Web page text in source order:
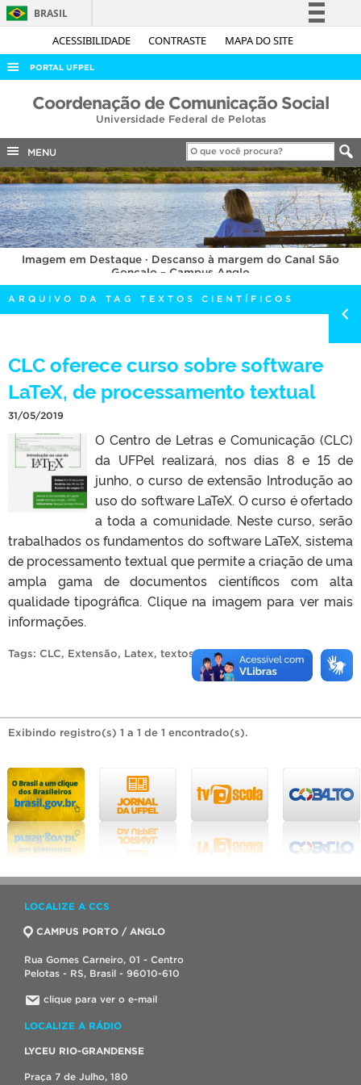
ACESSIBILIDADE CONTRASTE MAPA DO SITE
BRASIL
Simplifique!
Acesso à informação
Legislação
Canais
PORTAL UFPEL
ACESSO À INFORMAÇÃO
COBALTO
CONCURSOS
EDITAIS
INTERNACIONAL
OUVIDORIA
PORTARIAS
TELEFONES
Coordenação de Comunicação Social
Universidade Federal de Pelotas
MENU
Imagem em Destaque · Descanso à margem do Canal São
Gonçalo – Campus Anglo
ARQUIVO DA TAG TEXTOS CIENTÍFICOS
CLC oferece curso sobre software
LaTeX, de processamento textual
31/05/2019
O Centro de Letras e Comunicação (CLC)
da UFPel realizará, nos dias 8 e 15 de
junho, o curso de extensão Introdução ao
uso do software LaTeX. O curso é ofertado
a toda a comunidade. Neste curso, serão
trabalhados os fundamentos do software LaTeX, sistema
de processamento textual que permite a criação de uma
ampla gama de documentos científicos com alta
qualidade tipográfica. Clique na imagem para ver mais
informações.
Tags: CLC, Extensão, Latex, textos científicos.
Exibindo registro(s) 1 a 1 de 1 encontrado(s).
LOCALIZE A CCS
CAMPUS PORTO / ANGLO
Rua Gomes Carneiro, 01 - Centro
Pelotas - RS, Brasil - 96010-610
clique para ver o e-mail
LOCALIZE A RÁDIO
LYCEU RIO-GRANDENSE
Praça 7 de Julho, 180